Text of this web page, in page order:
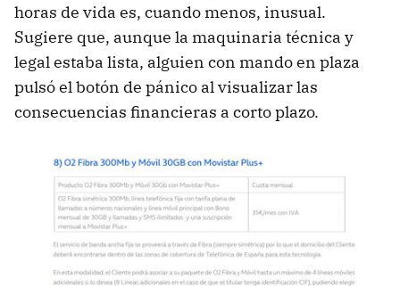
horas de vida es, cuando menos, inusual.
Sugiere que, aunque la maquinaria técnica y
legal estaba lista, alguien con mando en plaza
pulsó el botón de pánico al visualizar las
consecuencias financieras a corto plazo.